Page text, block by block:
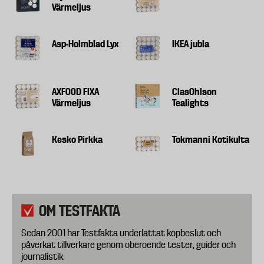
Värmeljus
Asp-Holmblad Lyx IKEA jubla
AXFOOD FIXA
Värmeljus
ClasOhlson
Tealights
Kesko Pirkka Tokmanni Kotikulta
OM TESTFAKTA
Sedan 2001 har Testfakta underlättat köpbeslut och
påverkat tillverkare genom oberoende tester, guider och
journalistik.